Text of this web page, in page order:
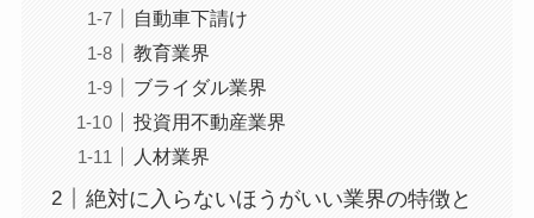
自動車下請け
教育業界
ブライダル業界
投資用不動産業界
人材業界
絶対に入らないほうがいい業界の特徴と